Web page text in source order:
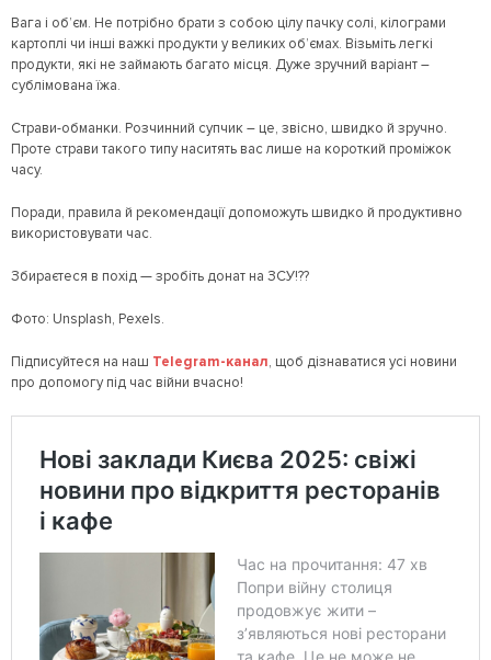
Вага і об’єм. Не потрібно брати з собою цілу пачку солі, кілограми
картоплі чи інші важкі продукти у великих об’ємах. Візьміть легкі
продукти, які не займають багато місця. Дуже зручний варіант –
сублімована їжа.
Страви-обманки. Розчинний супчик – це, звісно, швидко й зручно.
Проте страви такого типу наситять вас лише на короткий проміжок
часу.
Поради, правила й рекомендації допоможуть швидко й продуктивно
використовувати час.
Збираєтеся в похід — зробіть донат на ЗСУ!??
Фото: Unsplash, Pexels.
Підписуйтеся на наш Telegram-канал, щоб дізнаватися усі новини
про допомогу під час війни вчасно!